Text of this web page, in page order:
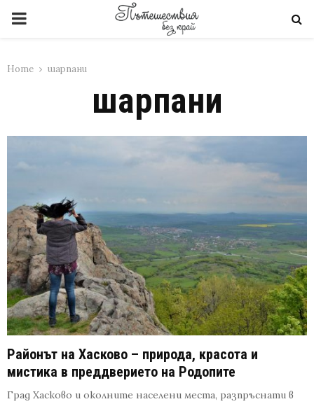
PRIMARY
Home шарпани
шарпани
Районът на Хасково – природа, красота и
мистика в преддверието на Родопите
Град Хасково и околните населени места, разпръснати в